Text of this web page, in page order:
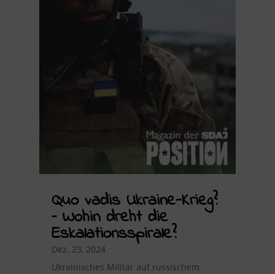
Quo vadis Ukraine-Krieg?
– Wohin dreht die
Eskalationsspirale?
Dez. 23, 2024
Ukrainisches Militär auf russischem